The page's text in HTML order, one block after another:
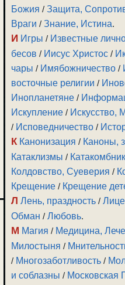
Божия /Защита,
Враги /Знание, Истина.
И Игры / Известные
бесов / Иисус Христос /
чары / Имябожничество /
восточные религии /
Инопланетяне /
Искупление / Искусство,
/ Исповедничество /
К Канонизация / Каноны,
Катаклизмы /
Колдовство, Суеверия /
Крещение / Крещение
Л Лень, праздность /
Обман /Любовь.
М Магия / Медицина,
Милостыня /
/ Многозаботливость /
и соблазны / Московская